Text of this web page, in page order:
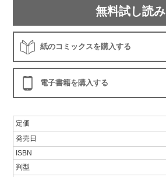
無料試し読み
紙のコミックスを購入する
電子書籍を購入する
定価
発売日
ISBN
判型